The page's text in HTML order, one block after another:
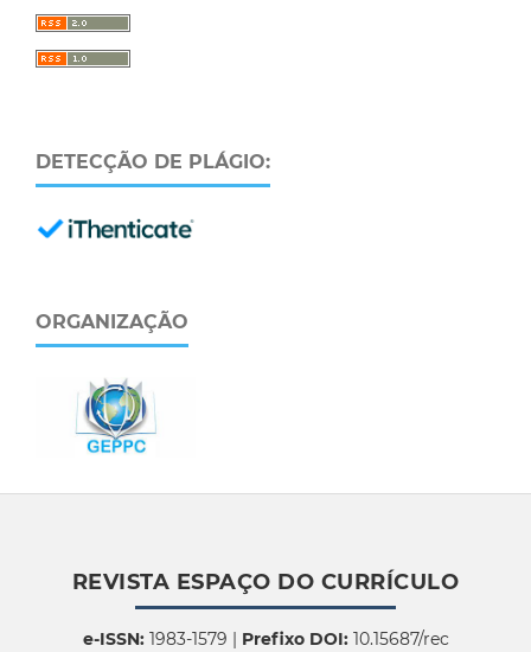
DETECÇÃO DE PLÁGIO:
ORGANIZAÇÃO
REVISTA ESPAÇO DO CURRÍCULO
e-ISSN:1983-1579 | Prefixo DOI:10.15687/rec